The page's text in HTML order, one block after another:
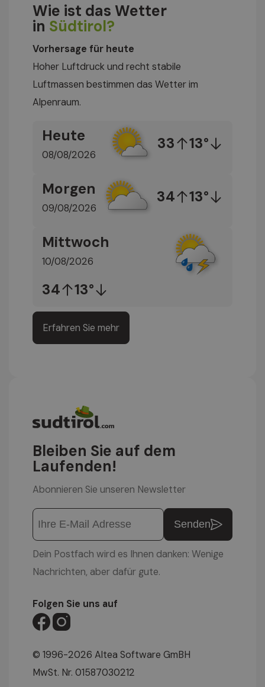
Wie ist das Wetter
in Südtirol?
Vorhersage für heute
Hoher Luftdruck und recht stabile
Luftmassen bestimmen das Wetter im
Alpenraum.
Heute
08/08/2026
33 13°
Morgen
09/08/2026
34 13°
Mittwoch
10/08/2026
34 13°
Erfahren Sie mehr
Bleiben Sie auf dem
Laufenden!
Abonnieren Sie unseren Newsletter
Senden
Dein Postfach wird es Ihnen danken: Wenige
Nachrichten, aber dafür gute.
Folgen Sie uns auf
© 1996-2026 Altea Software GmBH
MwSt. Nr. 01587030212